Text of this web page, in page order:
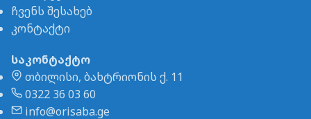
ჩვენს შესახებ
კონტაქტი
საკონტაქტო
თბილისი, ბახტრიონის ქ. 11
0322 36 03 60
info@orisaba.ge